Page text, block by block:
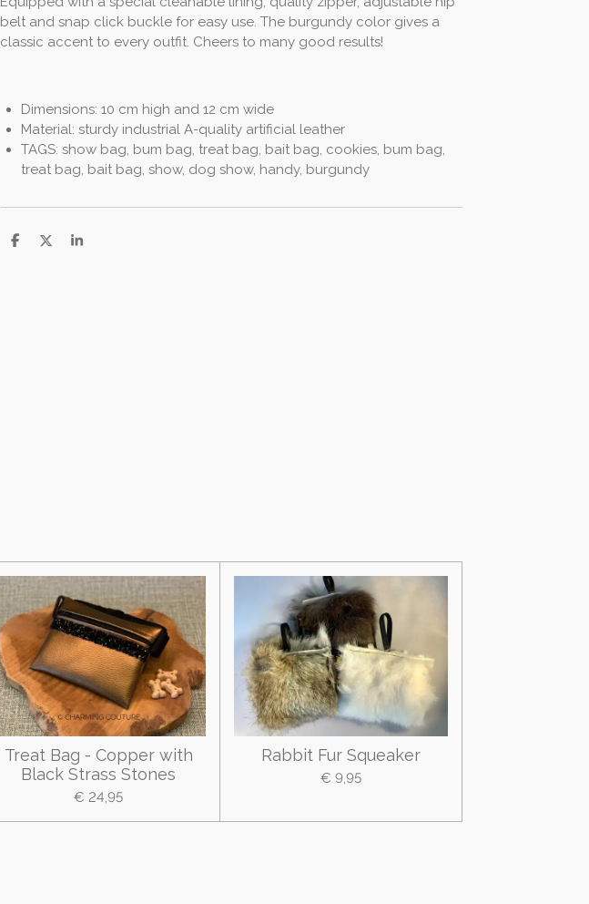
belt and snap click buckle for easy use. The burgundy color gives a
classic accent to every outfit. Cheers to many good results!
Dimensions: 10 cm high and 12 cm wide
Material: sturdy industrial A-quality artificial leather
TAGS: show bag, bum bag, treat bag, bait bag, cookies, bum bag,
treat bag, bait bag, show, dog show, handy, burgundy
D
D
S
Treat Bag - Copper with
Black Strass Stones
€ 24,95
Rabbit Fur Squeaker
€ 9,95